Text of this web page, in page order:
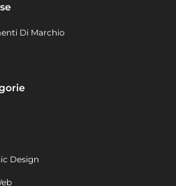
Di Marchio
Design